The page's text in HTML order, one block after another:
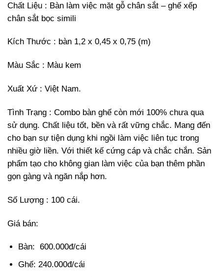
Chất Liệu : Bàn làm việc mặt gỗ chân sắt – ghế xếp
chân sắt bọc simili
Kích Thước : bàn 1,2 x 0,45 x 0,75 (m)
Màu Sắc : Màu kem
Xuất Xứ : Việt Nam.
Tình Trạng : Combo bàn ghế còn mới 100% chưa qua
sử dụng. Chất liệu tốt, bền và rất vững chắc. Mang đến
cho bạn sự tiện dụng khi ngồi làm việc liên tục trong
nhiều giờ liền. Với thiết kế cứng cáp và chắc chắn. Sản
phẩm tạo cho không gian làm việc của bạn thêm phần
gọn gàng và ngăn nắp hơn.
Số Lượng : 100 cái.
Giá bán:
Bàn: 600.000đ/cái
Ghế: 240.000đ/cái